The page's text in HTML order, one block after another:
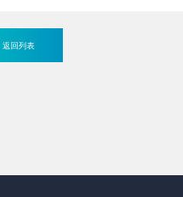
返回列表